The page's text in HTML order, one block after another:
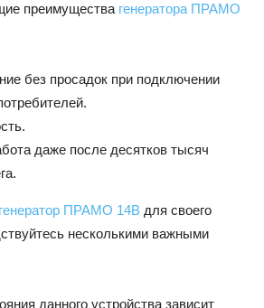
преимущества генератора ПРАМО
без просадок при подключении
даже после десятков тысяч
генератор ПРАМО 14В для своего
несколькими важными
данного устройства зависит